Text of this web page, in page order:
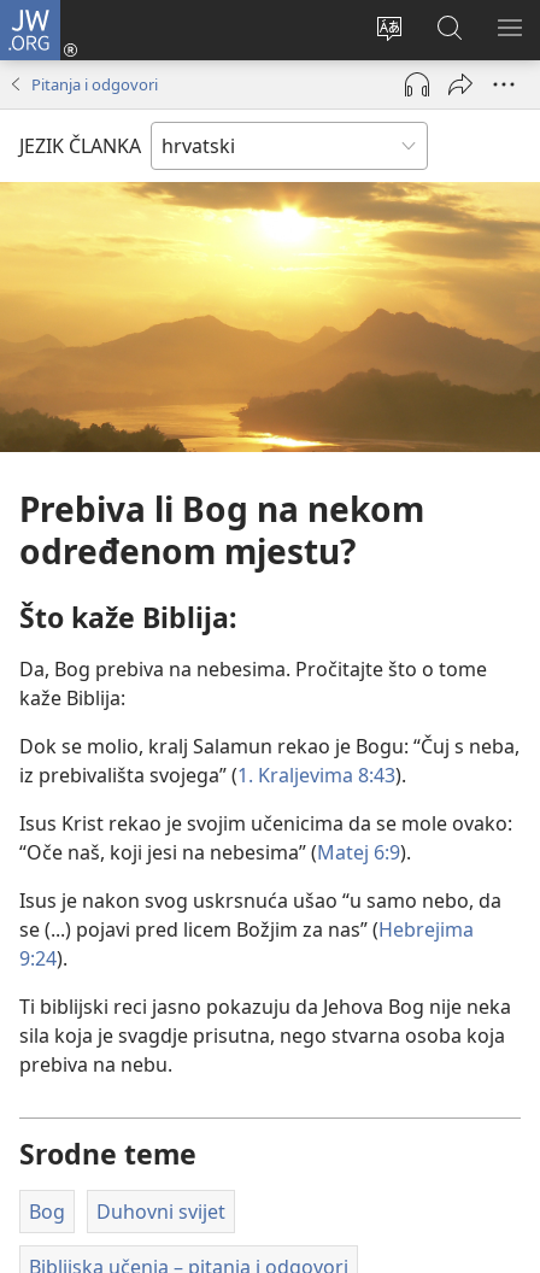
JW.ORG
Promijeni
jezik
Prijava
(otvara
prozor)
JW.ORG
|
Pretraga
Pitanja i odgovori
JEZIK ČLANKA
Prebiva li Bog na nekom
određenom mjestu?
Što kaže Biblija:
Da, Bog prebiva na nebesima. Pročitajte što o tome
kaže Biblija:
Dok se molio, kralj Salamun rekao je Bogu: “Čuj s neba,
iz prebivališta svojega” (1. Kraljevima 8:43).
Isus Krist rekao je svojim učenicima da se mole ovako:
“Oče naš, koji jesi na nebesima” (Matej 6:9).
Isus je nakon svog uskrsnuća ušao “u samo nebo, da
se (...) pojavi pred licem Božjim za nas” (Hebrejima
9:24).
Ti biblijski reci jasno pokazuju da Jehova Bog nije neka
sila koja je svagdje prisutna, nego stvarna osoba koja
prebiva na nebu.
Srodne teme
Bog Duhovni svijet
Biblijska učenja – pitanja i odgovori